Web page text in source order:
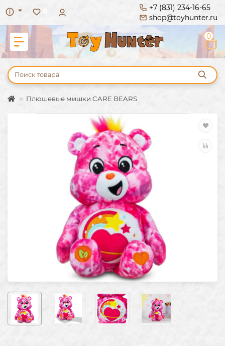
+7 (831) 234-16-65
shop@toyhunter.ru
0
Плюшевые мишки CARE BEARS